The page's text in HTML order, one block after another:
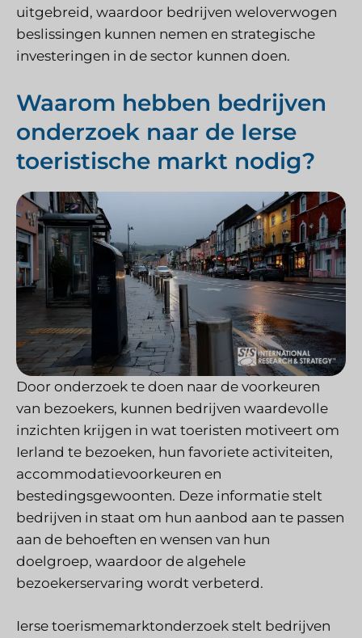
uitgebreid, waardoor bedrijven weloverwogen
beslissingen kunnen nemen en strategische
investeringen in de sector kunnen doen.
Waarom hebben bedrijven
onderzoek naar de Ierse
toeristische markt nodig?
Door onderzoek te doen naar de voorkeuren
van bezoekers, kunnen bedrijven waardevolle
inzichten krijgen in wat toeristen motiveert om
Ierland te bezoeken, hun favoriete activiteiten,
accommodatievoorkeuren en
bestedingsgewoonten. Deze informatie stelt
bedrijven in staat om hun aanbod aan te passen
aan de behoeften en wensen van hun
doelgroep, waardoor de algehele
bezoekerservaring wordt verbeterd.
Ierse toerismemarktonderzoek stelt bedrijven